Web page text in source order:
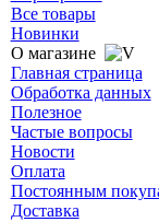
Все товары
Новинки
О магазине
Главная страница
Обработка данных
Полезное
Частые вопросы
Новости
Оплата
Постоянным
Доставка